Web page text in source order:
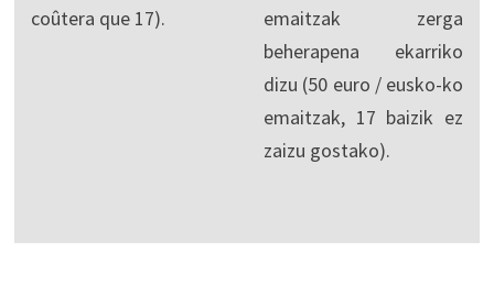
coûtera que 17).
emaitzak zerga
beherapena ekarriko
dizu (50 euro / eusko-ko
emaitzak, 17 baizik ez
zaizu gostako).